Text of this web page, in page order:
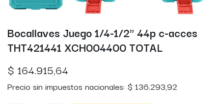
Bocallaves Juego 1/4-1/2" 44p c-acces
THT421441 XCH004400 TOTAL
$ 164.915,64
Precio sin impuestos nacionales: $ 136.293,92